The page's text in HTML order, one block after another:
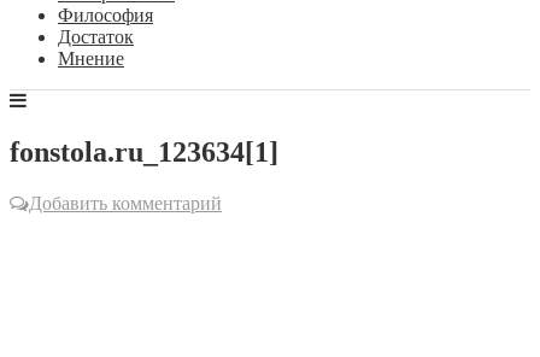
Философия
Достаток
Мнение
fonstola.ru_123634[1]
Добавить комментарий